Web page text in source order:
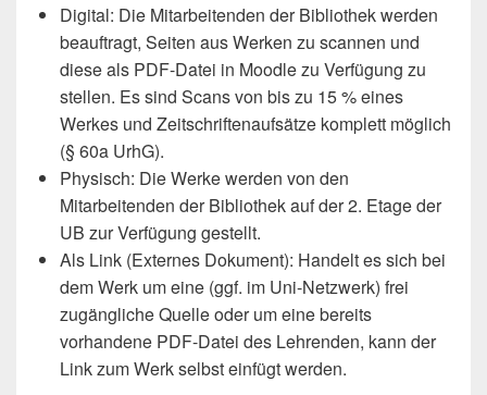
Digital: Die Mitarbeitenden der Bibliothek werden
beauftragt, Seiten aus Werken zu scannen und
diese als PDF-Datei in Moodle zu Verfügung zu
stellen. Es sind Scans von bis zu 15 % eines
Werkes und Zeitschriftenaufsätze komplett möglich
(§ 60a UrhG).
Physisch: Die Werke werden von den
Mitarbeitenden der Bibliothek auf der 2. Etage der
UB zur Verfügung gestellt.
Als Link (Externes Dokument): Handelt es sich bei
dem Werk um eine (ggf. im Uni-Netzwerk) frei
zugängliche Quelle oder um eine bereits
vorhandene PDF-Datei des Lehrenden, kann der
Link zum Werk selbst einfügt werden.